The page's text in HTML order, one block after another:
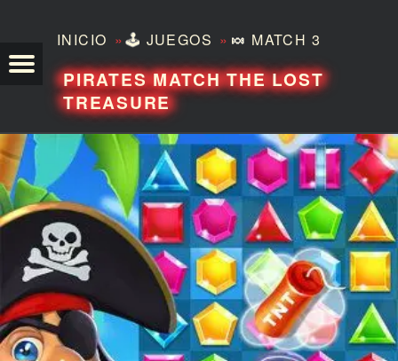
INICIO »🕹️ JUEGOS » 🍬 MATCH 3
PIRATES MATCH THE LOST
TREASURE